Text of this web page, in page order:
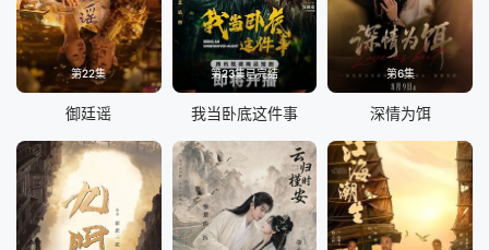
第22集
御廷谣
第23集已完结
我当卧底这件事
第6集
深情为饵